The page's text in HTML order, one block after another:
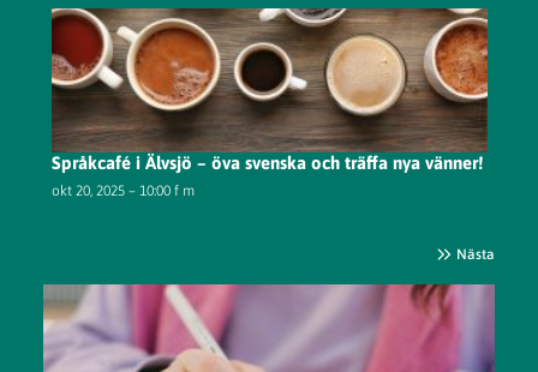
Språkcafé i Älvsjö – öva svenska och träffa nya vänner!
okt 20, 2025 – 10:00 f m
Nästa